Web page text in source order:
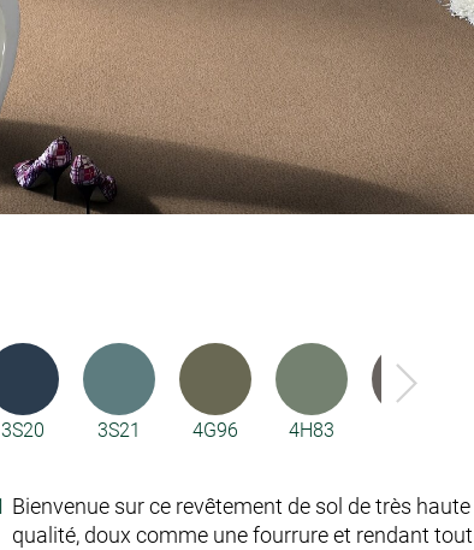
Configurateurs
3S20 3S21 4G96 4H83
Bienvenue sur ce revêtement de sol de très haute
qualité, doux comme une fourrure et rendant tout